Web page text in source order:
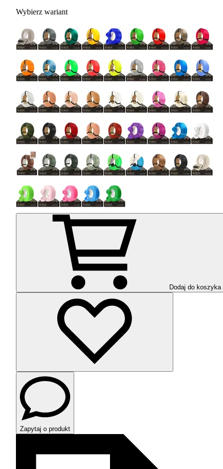
Wybierz wariant
Dodaj do koszyka
Zapytaj o produkt